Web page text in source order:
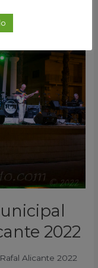
2022
Alicante 2022